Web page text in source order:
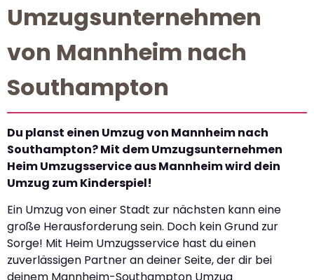
Umzugsunternehmen
von Mannheim nach
Southampton
Du planst einen Umzug von Mannheim nach
Southampton? Mit dem Umzugsunternehmen
Heim Umzugsservice aus Mannheim wird dein
Umzug zum Kinderspiel!
Ein Umzug von einer Stadt zur nächsten kann eine
große Herausforderung sein. Doch kein Grund zur
Sorge! Mit Heim Umzugsservice hast du einen
zuverlässigen Partner an deiner Seite, der dir bei